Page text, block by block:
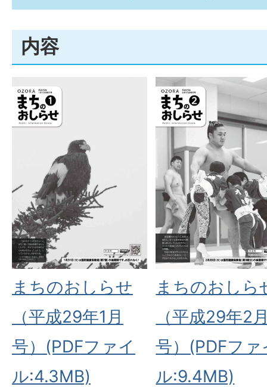
内容
まちのおしらせ
（平成29年1月
号）(PDFファイ
ル:4.3MB)
まちのおしら
（平成29年2
号）(PDFファ
ル:9.4MB)